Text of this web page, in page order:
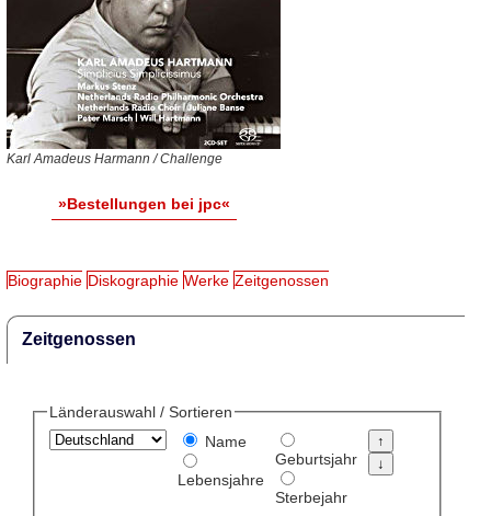
Karl Amadeus Harmann / Challenge
»Bestellungen bei jpc«
Biographie Diskographie Werke Zeitgenossen
Zeitgenossen
Länderauswahl / Sortieren
Name
Lebensjahre
Geburtsjahr
Sterbejahr